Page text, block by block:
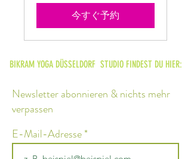
今すぐ予約
BIKRAM YOGA DÜSSELDORF STUDIO FINDEST DU HIER:
Newsletter abonnieren & nichts mehr
verpassen
E-Mail-Adresse